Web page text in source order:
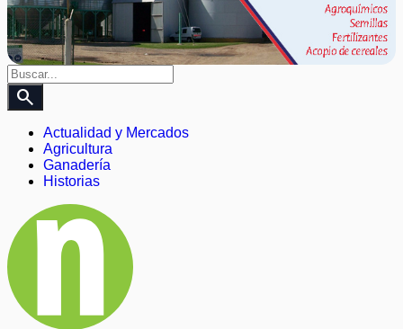
search
Actualidad y Mercados
Agricultura
Ganadería
Historias